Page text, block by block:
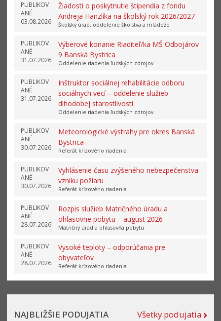
PUBLIKOV
ANÉ
03.08.2026
Žiadosti o poskytnutie štipendia z fondu
Andreja Hanzlíka na školský rok 2026/2027
Školský úrad, oddelenie školstva a mládeže
PUBLIKOV
ANÉ
31.07.2026
Výberové konanie Riaditeľ/ka MŠ Odbojárov
9 Banská Bystrica
Oddelenie riadenia ľudských zdrojov
PUBLIKOV
ANÉ
31.07.2026
Inštruktor sociálnej rehabilitácie odboru
sociálnych vecí – oddelenie služieb
dlhodobej starostlivosti
Oddelenie riadenia ľudských zdrojov
PUBLIKOV
ANÉ
30.07.2026
Meteorologické výstrahy pre okres Banská
Bystrica
Referát krízového riadenia
PUBLIKOV
ANÉ
30.07.2026
Vyhlásenie času zvýšeného nebezpečenstva
vzniku požiaru
Referát krízového riadenia
PUBLIKOV
ANÉ
28.07.2026
Rozpis služieb Matričného úradu a
ohlasovne pobytu – august 2026
Matričný úrad a ohlasovňa pobytu
PUBLIKOV
ANÉ
28.07.2026
Vysoké teploty – odporúčania pre
obyvateľov
Referát krízového riadenia
NAJBLIŽŠIE PODUJATIA Všetky podujatia